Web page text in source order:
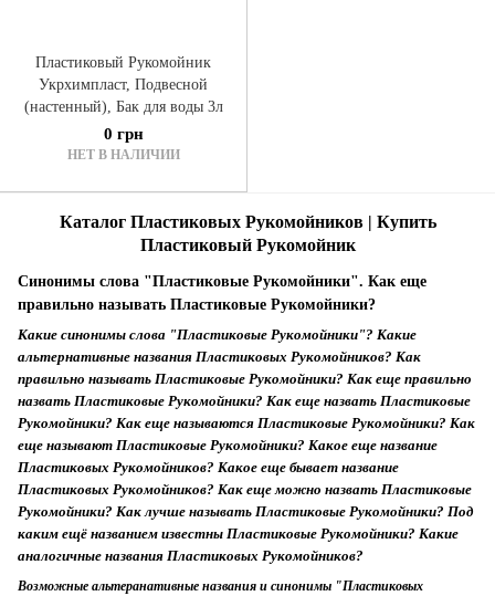
Пластиковый Рукомойник
Укрхимпласт, Подвесной
(настенный), Бак для воды 3л
0 грн
НЕТ В НАЛИЧИИ
Каталог Пластиковых Рукомойников | Купить
Пластиковый Рукомойник
Синонимы слова "Пластиковые Рукомойники". Как еще
правильно называть Пластиковые Рукомойники?
Какие синонимы слова "Пластиковые Рукомойники"? Какие
альтернативные названия Пластиковых Рукомойников? Как
правильно называть Пластиковые Рукомойники? Как еще правильно
назвать Пластиковые Рукомойники? Как еще назвать Пластиковые
Рукомойники? Как еще называются Пластиковые Рукомойники? Как
еще называют Пластиковые Рукомойники? Какое еще название
Пластиковых Рукомойников? Какое еще бывает название
Пластиковых Рукомойников? Как еще можно назвать Пластиковые
Рукомойники? Как лучше называть Пластиковые Рукомойники? Под
каким ещё названием известны Пластиковые Рукомойники? Какие
аналогичные названия Пластиковых Рукомойников?
Возможные альтеранативные названия и синонимы "Пластиковых